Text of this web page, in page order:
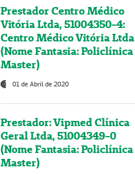
Prestador Centro Médico
Vitória Ltda, 51004350-4:
Centro Médico Vitória Ltda
(Nome Fantasia: Policlínica
Master)
01 de Abril de 2020
Prestador: Vipmed Clínica
Geral Ltda, 51004349-0
(Nome Fantasia: Policlínica
Master)